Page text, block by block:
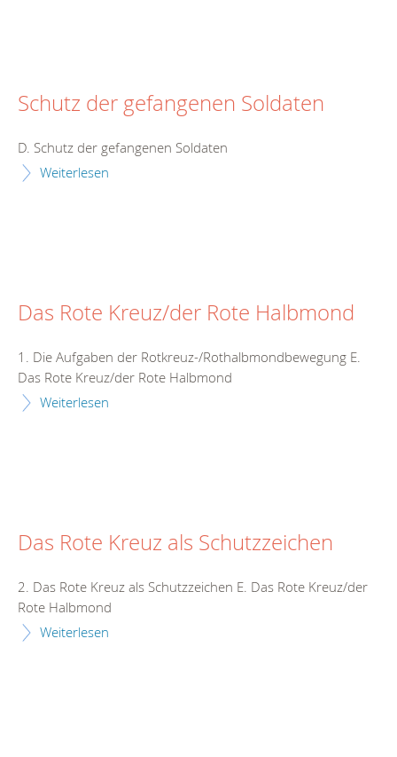
Schutz der gefangenen Soldaten
D. Schutz der gefangenen Soldaten
Weiterlesen
Das Rote Kreuz/der Rote Halbmond
1. Die Aufgaben der Rotkreuz-/Rothalbmondbewegung E.
Das Rote Kreuz/der Rote Halbmond
Weiterlesen
Das Rote Kreuz als Schutzzeichen
2. Das Rote Kreuz als Schutzzeichen E. Das Rote Kreuz/der
Rote Halbmond
Weiterlesen